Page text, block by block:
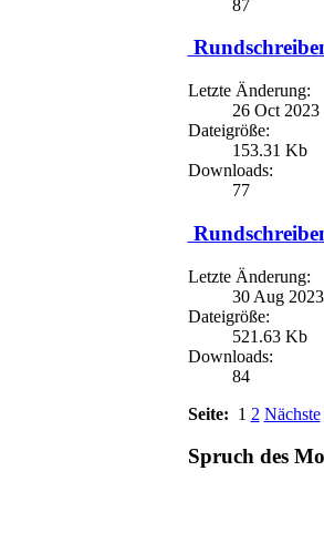
87
Letzte Änderung:
26 Oct 2023
Dateigröße:
153.31 Kb
Downloads:
77
Letzte Änderung:
30 Aug 2023
Dateigröße:
521.63 Kb
Downloads:
84
Seite: 1 2 Nächste
Spruch des